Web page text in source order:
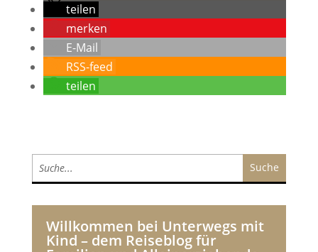
teilen
merken
E-Mail
RSS-feed
teilen
Willkommen bei Unterwegs mit
Kind – dem Reiseblog für